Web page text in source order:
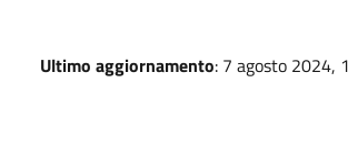
Ultimo aggiornamento: 7 agosto 2024,